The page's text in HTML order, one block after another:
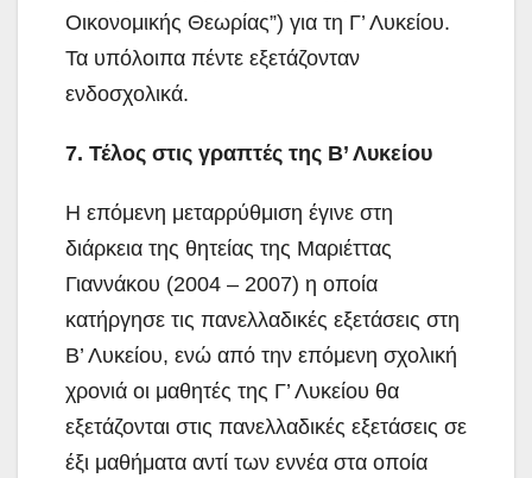
Οικονομικής Θεωρίας”) για τη Γ’ Λυκείου.
Τα υπόλοιπα πέντε εξετάζονταν
ενδοσχολικά.
7. Τέλος στις γραπτές της Β’ Λυκείου
Η επόμενη μεταρρύθμιση έγινε στη
διάρκεια της θητείας της Μαριέττας
Γιαννάκου (2004 – 2007) η οποία
κατήργησε τις πανελλαδικές εξετάσεις στη
Β’ Λυκείου, ενώ από την επόμενη σχολική
χρονιά οι μαθητές της Γ’ Λυκείου θα
εξετάζονται στις πανελλαδικές εξετάσεις σε
έξι μαθήματα αντί των εννέα στα οποία